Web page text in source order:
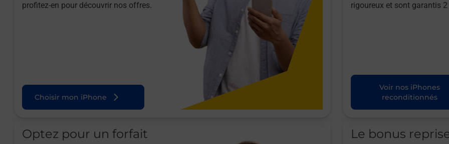
profitez-en pour découvrir nos offres.
Choisir mon iPhone
rigoureux et sont garantis 2
Voir nos iPhones
reconditionnés
Optez pour un forfait
Le bonus